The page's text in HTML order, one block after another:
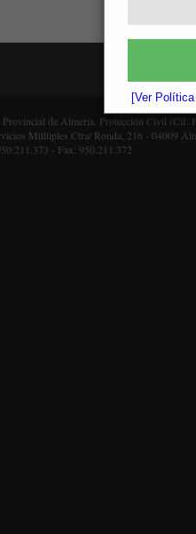
[Ver
Provincial de Almería. Protección Civil (Cif:
Múltiples Ctra/ Ronda, 216 - 04009
- Fax: 950.211.372